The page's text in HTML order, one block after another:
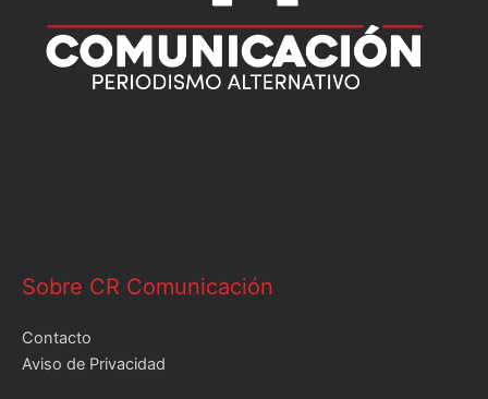
Sobre CR Comunicación
Contacto
Aviso de Privacidad